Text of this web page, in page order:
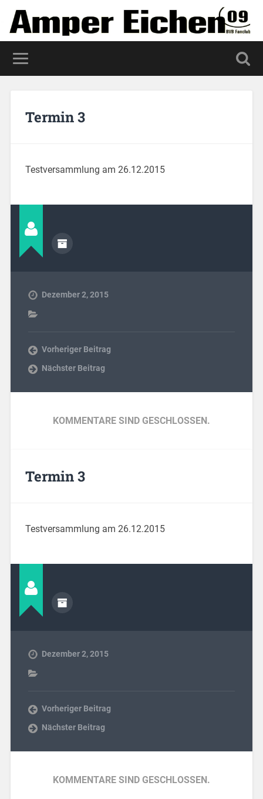
Termin 3
Testversammlung am 26.12.2015
Dezember 2, 2015
Vorheriger Beitrag
Nächster Beitrag
KOMMENTARE SIND GESCHLOSSEN.
Termin 3
Testversammlung am 26.12.2015
Dezember 2, 2015
Vorheriger Beitrag
Nächster Beitrag
KOMMENTARE SIND GESCHLOSSEN.